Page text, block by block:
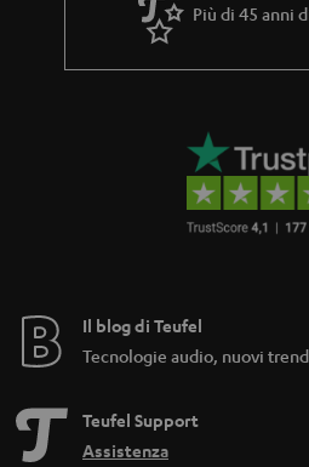
Più di 45 anni
Il blog di Teufel
Tecnologie audio, nuovi
Teufel Support
Assistenza